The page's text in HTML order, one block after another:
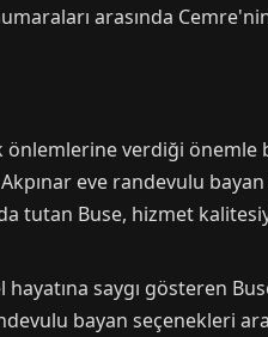
arasında
önlemlerine verdiği önemle
eve randevulu
tutan Buse, hizmet
saygı gösteren
bayan seçenekleri